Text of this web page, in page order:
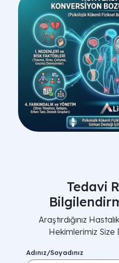
Tedavi
Araştırdığınız
Hekimlerimiz Size
Adınız/Soyadınız